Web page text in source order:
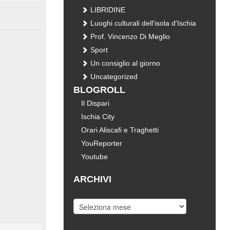
LIBRIDINE
Luoghi culturali dell'isola d'Ischia
Prof. Vincenzo Di Meglio
Sport
Un consiglio al giorno
Uncategorized
BLOGROLL
Il Dispari
Ischia City
Orari Aliscafi e Traghetti
YouReporter
Youtube
ARCHIVI